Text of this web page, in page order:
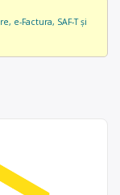
e-Factura, SAF-T și